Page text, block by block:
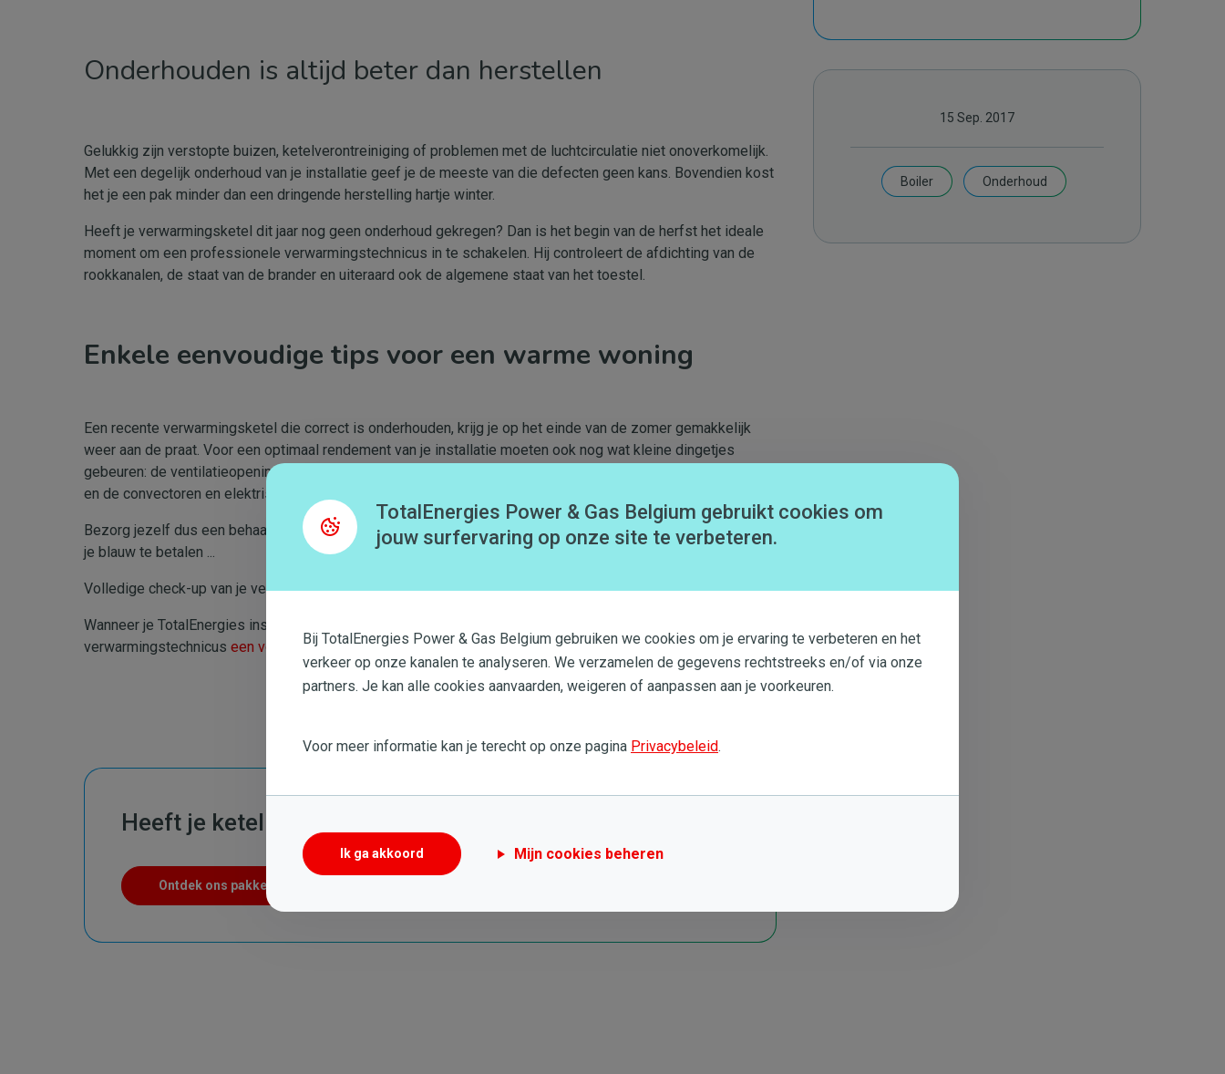
Onderhouden is altijd beter dan herstellen
Gelukkig zijn verstopte buizen, ketelverontreiniging of problemen met de luchtcirculatie niet onoverkomelijk.
Met een degelijk onderhoud van je installatie geef je de meeste van die defecten geen kans. Bovendien kost
het je een pak minder dan een dringende herstelling hartje winter.
Heeft je verwarmingsketel dit jaar nog geen onderhoud gekregen? Dan is het begin van de herfst het ideale
moment om een professionele verwarmingstechnicus in te schakelen. Hij controleert de afdichting van de
rookkanalen, de staat van de brander en uiteraard ook de algemene staat van het toestel.
Enkele eenvoudige tips voor een warme woning
Een recente verwarmingsketel die correct is onderhouden, krijg je op het einde van de zomer gemakkelijk
weer aan de praat. Voor een optimaal rendement van je installatie moeten ook nog wat kleine dingetjes
gebeuren: de ventilatieopeningen reinigen en stofvrij maken, de schoorsteen vegen, de radiatoren ontluchten
en de convectoren en elektrische radiatoren reinigen.
Bezorg jezelf dus een behaaglijk warme winter met deze eenvoudige, maar essentiële handelingen, zónder
je blauw te betalen ...
Volledige check-up van je verwarmingsketel: een duidelijk en informatief overzicht.
Wanneer je TotalEnergies inschakelt voor het onderhoud van je installatie, voert een erkend
verwarmingstechnicus een volledige check-up van je installatie uit.
Heeft je ketel een onderhoud nodig?
Ontdek ons pakket voor de reparatie en het onderhoud van je verwarmingsketel
15 Sep. 2017
Boiler Onderhoud
TotalEnergies Power & Gas Belgium gebruikt cookies om
jouw surfervaring op onze site te verbeteren.
Bij TotalEnergies Power & Gas Belgium gebruiken we cookies om je ervaring te verbeteren en het
verkeer op onze kanalen te analyseren. We verzamelen de gegevens rechtstreeks en/of via onze
partners. Je kan alle cookies aanvaarden, weigeren of aanpassen aan je voorkeuren.
Voor meer informatie kan je terecht op onze pagina Privacybeleid.
Ik ga akkoord Mijn cookies beheren